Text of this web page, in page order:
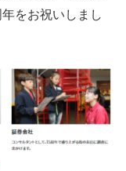
をお祝いしまし